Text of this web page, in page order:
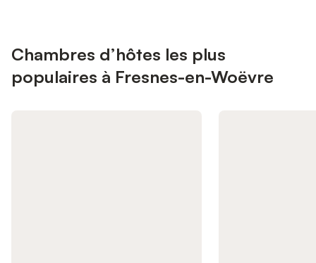
Chambres d’hôtes les plus
populaires à Fresnes-en-Woëvre